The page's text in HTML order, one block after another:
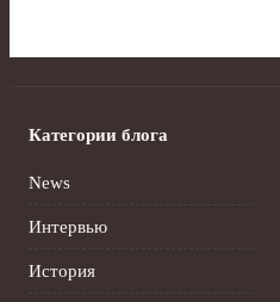
Категории блога
News
Интервью
История